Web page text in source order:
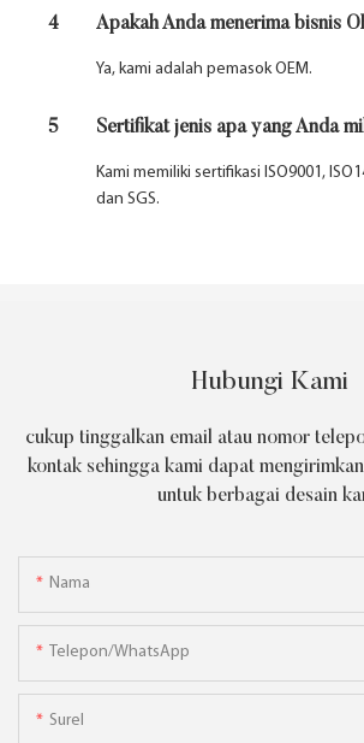
4 Apakah Anda menerima bisnis
Ya, kami adalah pemasok OEM.
5 Sertifikat jenis apa yang Anda
Kami memiliki sertifikasi ISO9001,
dan SGS.
Hubungi Kami
cukup tinggalkan email atau nomor
kontak sehingga kami dapat
untuk berbagai desain
Nama
Telepon/WhatsApp
Surel